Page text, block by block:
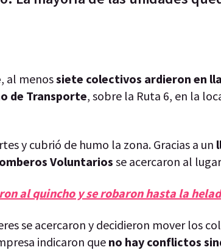
, al menossiete colectivos ardieron en
de Transporte, sobre la Ruta 6, en la
y cubrió de humo la zona. Gracias a un
Voluntarios se acercaron al
al quincho y se robaron hasta la
se acercaron y decidieron mover los
indicaron que no hay conflictos